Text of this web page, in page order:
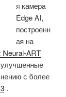
я камера
Edge AI,
построенн
ая на
Neural-ART
улучшенные
с более
.